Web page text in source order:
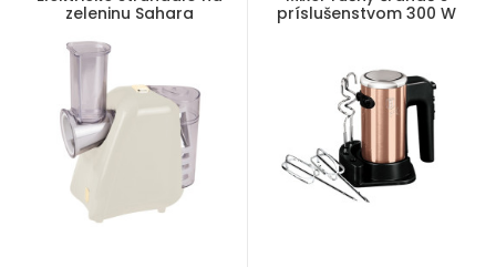
zeleninu Sahara
príslušenstvom 300 W